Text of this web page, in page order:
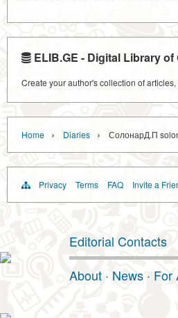
ELIB.GE - Digital Library of
Create your author's collection of
Home › Diaries › СолонарД.П
Privacy Terms FAQ Invite a
Editorial Contacts
About · News · For